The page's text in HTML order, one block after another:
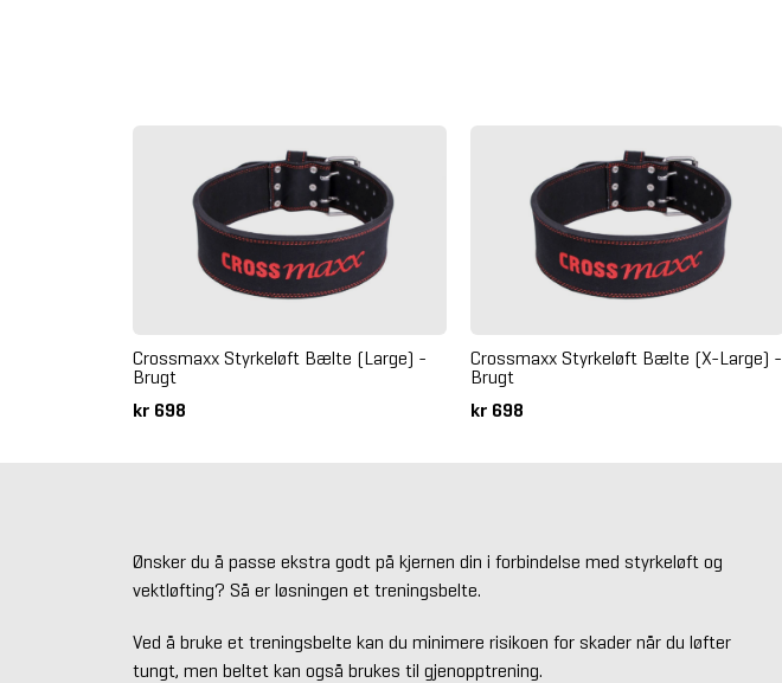
Crossmaxx Styrkeløft Bælte (Large) -
Brugt
kr 698
Crossmaxx Styrkeløft Bælte (X-Large) -
Brugt
kr 698
Ønsker du å passe ekstra godt på kjernen din i forbindelse med styrkeløft og
vektløfting? Så er løsningen et treningsbelte.
Ved å bruke et treningsbelte kan du minimere risikoen for skader når du løfter
tungt, men beltet kan også brukes til gjenopptrening.